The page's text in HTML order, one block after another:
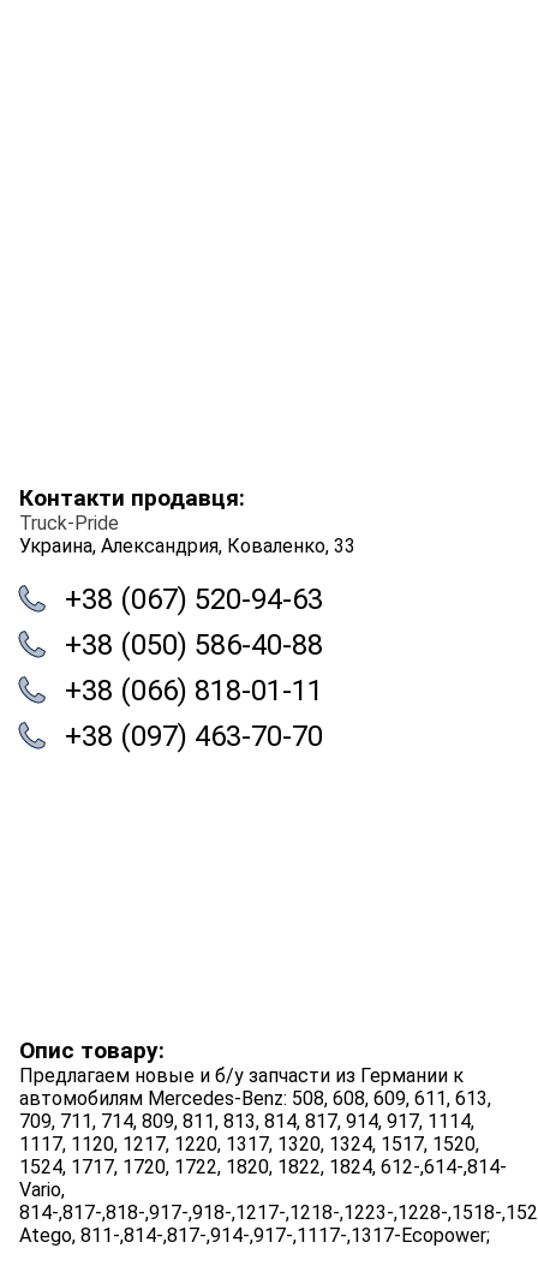
Контакти продавця:
Truck-Pride
Украина, Александрия, Коваленко, 33
+38 (067) 520-94-63
+38 (050) 586-40-88
+38 (066) 818-01-11
+38 (097) 463-70-70
Опис товару:
Предлагаем новые и б/у запчасти из Германии к
автомобилям Mercedes-Benz: 508, 608, 609, 611, 613,
709, 711, 714, 809, 811, 813, 814, 817, 914, 917, 1114,
1117, 1120, 1217, 1220, 1317, 1320, 1324, 1517, 1520,
1524, 1717, 1720, 1722, 1820, 1822, 1824, 612-,614-,814-
Vario,
814-,817-,818-,917-,918-,1217-,1218-,1223-,1228-,1518-
Atego, 811-,814-,817-,914-,917-,1117-,1317-Ecopower;